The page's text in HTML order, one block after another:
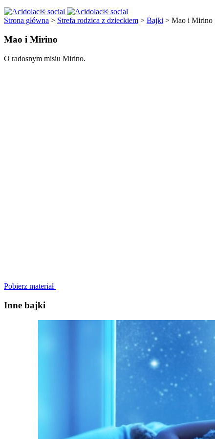
Strona główna > Strefa rodzica z dzieckiem > Bajki > Mao i Mirino
Mao i Mirino
O radosnym misiu Mirino.
Pobierz materiał
Inne bajki